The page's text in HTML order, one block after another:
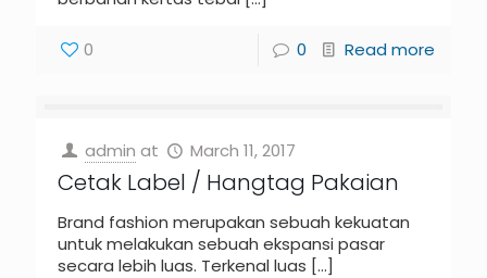
0 0 Read more
admin at March 11, 2017
Cetak Label / Hangtag Pakaian
Brand fashion merupakan sebuah kekuatan
untuk melakukan sebuah ekspansi pasar
secara lebih luas. Terkenal luas […]